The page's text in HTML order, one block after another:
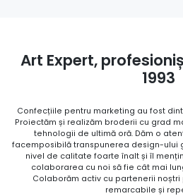
Art Expert,
1993
Confecțiile pentru marketing au fost
Proiectăm și realizăm broderii cu grad
tehnologii de ultimă oră. Dăm o
facemposibilă transpunerea design-ului
nivel de calitate foarte înalt și îl
colaborarea cu noi să fie cât mai
Colaborăm activ cu partenerii
remarcabile și